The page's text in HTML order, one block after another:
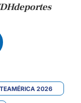
2026